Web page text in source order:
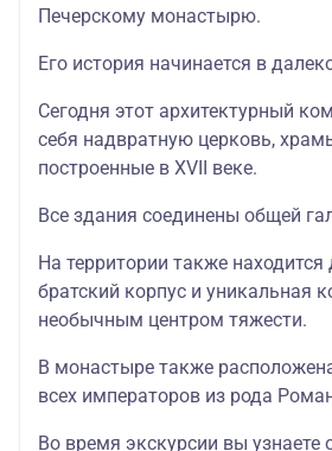
Печерскому монастырю.
Его история начинается в
Сегодня этот архитектурный
себя надвратную церковь,
построенные в XVII веке.
Все здания соединены общей
На территории также
братский корпус и уникальная
необычным центром тяжести.
В монастыре также
всех императоров из рода
Во время экскурсии вы узнаете